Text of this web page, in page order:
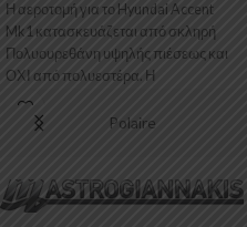
Η αεροτομή για το Hyundai Accent
Mk1 κατασκευάζεται από σκληρή
Πολυουρεθάνη υψηλής πιέσεως και
ΟΧΙ από πολυεστέρα. Η
Πολυουρεθάνη είναι
Polaire